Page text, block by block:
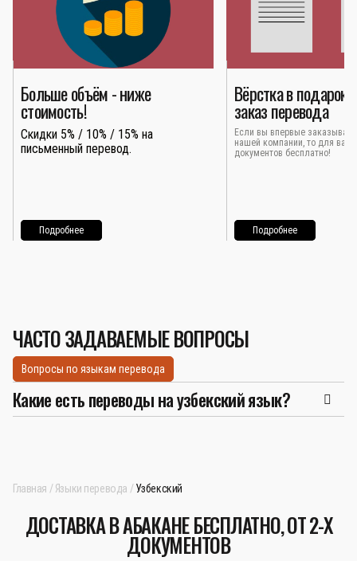
Больше объём - ниже
стоимость!
Скидки 5% / 10% / 15% на
письменный перевод.
Подробнее
Вёрстка в подарок
заказ перевода
Если вы впервые
нашей компании, то для вас
документов бесплатно!
Подробнее
ЧАСТО ЗАДАВАЕМЫЕ ВОПРОСЫ
Вопросы по языкам перевода
Какие есть переводы на узбекский язык?
Главная Языки перевода Узбекский
ДОСТАВКА В АБАКАНЕ БЕСПЛАТНО, ОТ 2-Х
ДОКУМЕНТОВ